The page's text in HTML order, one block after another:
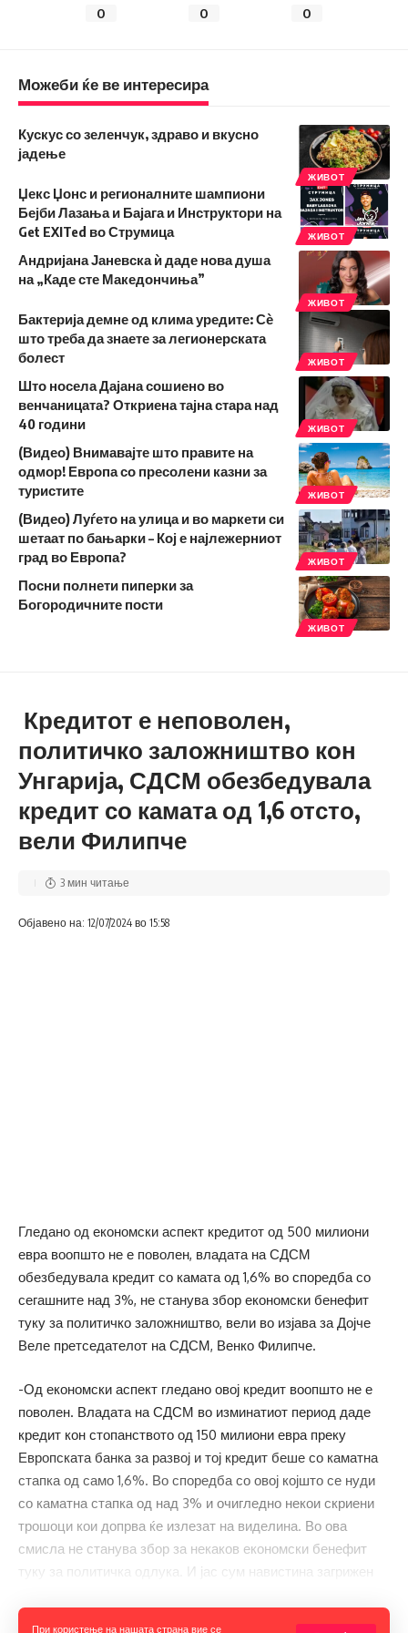
При користење на нашата страна вие се
0 0 0
Можеби ќе ве интересира
ЖИВОТ
Кускус со зеленчук, здраво и вкусно
јадење
ЖИВОТ
Џекс Џонс и регионалните шампиони
Бејби Лазања и Бајага и Инструктори на
Get EXITed во Струмица
ЖИВОТ
Андријана Јаневска ѝ даде нова душа
на „Каде сте Македончиња”
ЖИВОТ
Бактерија демне од клима уредите: Сѐ
што треба да знаете за легионерската
болест
ЖИВОТ
Што носела Дајана сошиено во
венчаницата? Откриена тајна стара над
40 години
ЖИВОТ
(Видео) Внимавајте што правите на
одмор! Европа со пресолени казни за
туристите
ЖИВОТ
(Видео) Луѓето на улица и во маркети си
шетаат по бањарки – Кој е најлежерниот
град во Европа?
ЖИВОТ
Посни полнети пиперки за
Богородичните пости
Кредитот е неповолен,
политичко заложништво кон
Унгарија, СДСМ обезбедувала
кредит со камата од 1,6 отсто,
вели Филипче
Објавено на: 12/07/2024 во 15:58
3 мин читање
Гледано од економски аспект кредитот од 500 милиони
евра воопшто не е поволен, владата на СДСМ
обезбедувала кредит со камата од 1,6% во споредба со
сегашните над 3%, не станува збор економски бенефит
туку за политичко заложништво, вели во изјава за Дојче
Веле претседателот на СДСМ, Венко Филипче.
-Од економски аспект гледано овој кредит воопшто не е
поволен. Владата на СДСМ во изминатиот период даде
кредит кон стопанството од 150 милиони евра преку
Европската банка за развој и тој кредит беше со каматна
стапка од само 1,6%. Во споредба со овој којшто се нуди
со каматна стапка од над 3% и очигледно некои скриени
трошоци кои допрва ќе излезат на виделина. Во ова
смисла не станува збор за некаков економски бенефит
туку за политичка одлука. И јас сум навистина загрижен
заложништво кон Унгарија и директно од Виктор Орбан.
Прочитај ја целата вест